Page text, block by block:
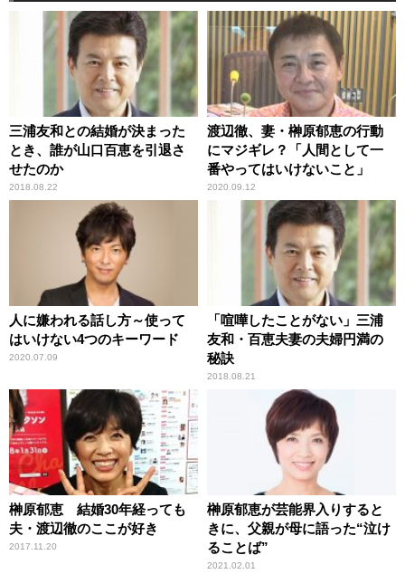
三浦友和との結婚が決まった
とき、誰が山口百恵を引退さ
せたのか
2018.08.22
渡辺徹、妻・榊原郁恵の行動
にマジギレ？「人間として一
番やってはいけないこと」
2020.09.12
人に嫌われる話し方～使って
はいけない4つのキーワード
2020.07.09
「喧嘩したことがない」三浦
友和・百恵夫妻の夫婦円満の
秘訣
2018.08.21
榊原郁恵 結婚30年経っても
夫・渡辺徹のここが好き
2017.11.20
榊原郁恵が芸能界入りすると
きに、父親が母に語った“泣け
ることば”
2021.02.01